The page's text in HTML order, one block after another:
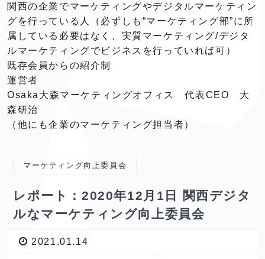
関西の企業でマーケティングやデジタルマーケティン
グを行っている人（必ずしも“マーケティング部”に所
属している必要はなく、実質マーケティング/デジタ
ルマーケティングでビジネスを行っていれば可）
既存会員からの紹介制
運営者
Osaka大森マーケティングオフィス 代表CEO 大
森研治
（他にも企業のマーケティング担当者）
マーケティング向上委員会
レポート：2020年12月1日 関西デジタ
ルなマーケティング向上委員会
2021.01.14